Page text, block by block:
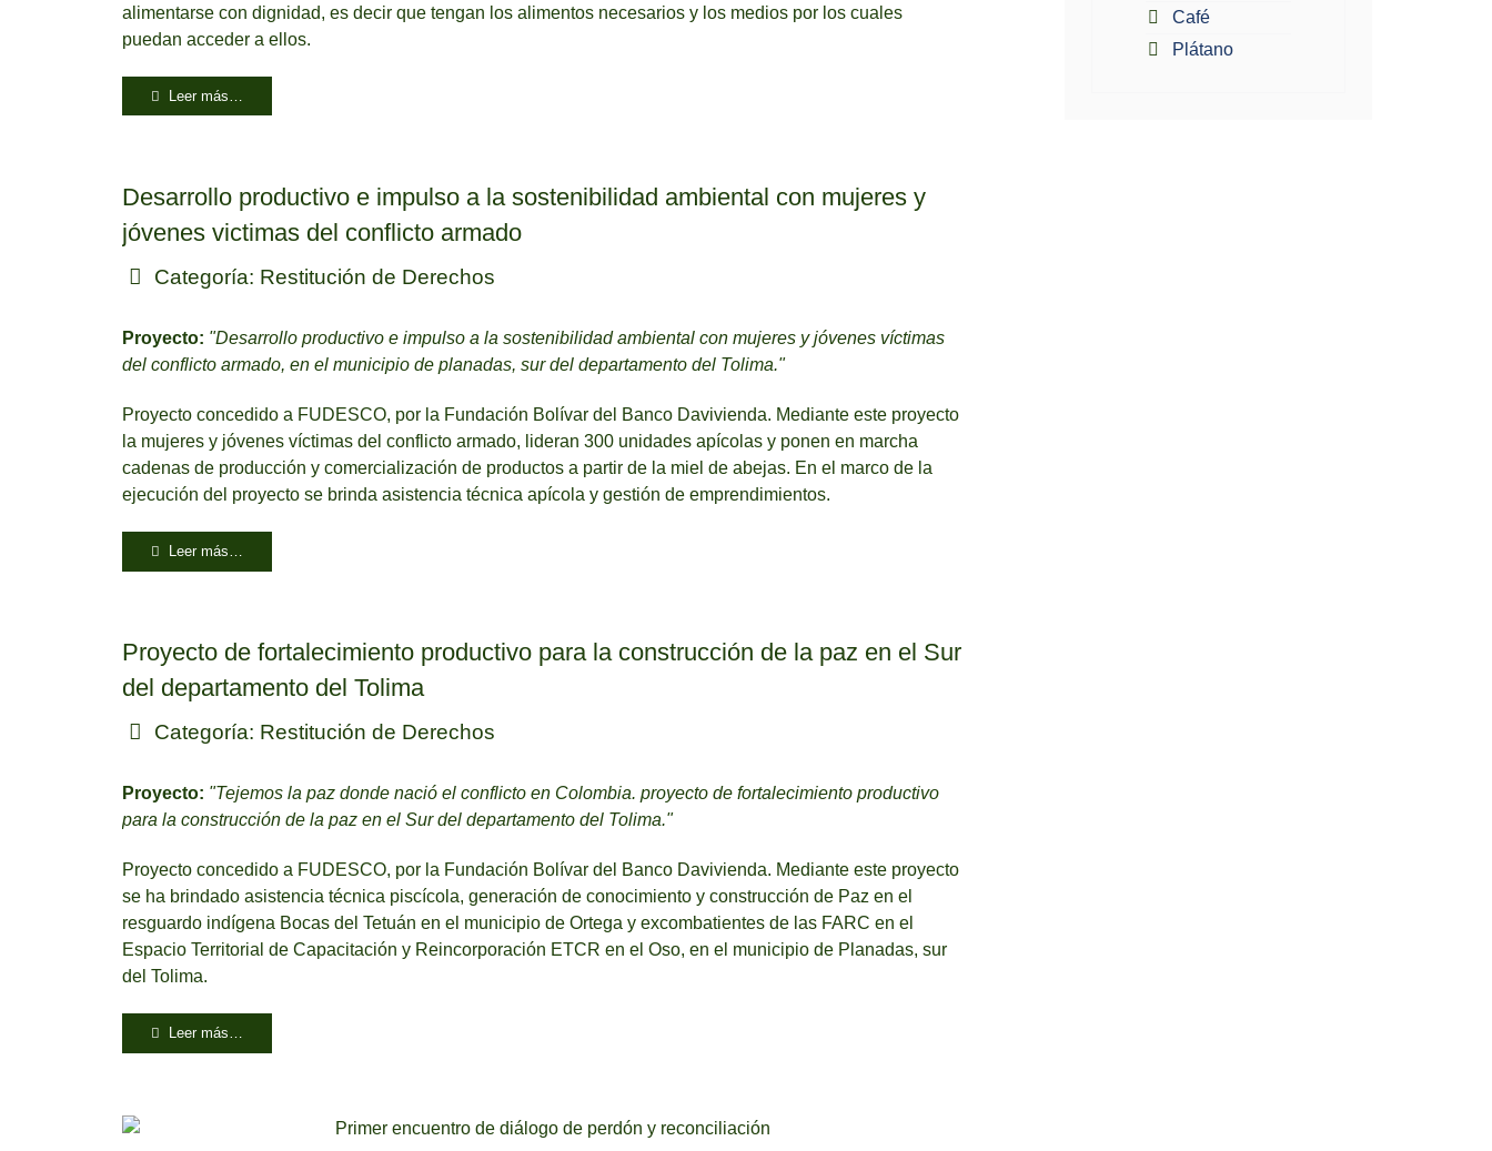
alimentarse con dignidad, es decir que tengan los alimentos necesarios y los medios por los cuales
puedan acceder a ellos.
Leer más…
Desarrollo productivo e impulso a la sostenibilidad ambiental con mujeres y
jóvenes victimas del conflicto armado
Categoría: Restitución de Derechos
Proyecto: "Desarrollo productivo e impulso a la sostenibilidad ambiental con mujeres y jóvenes víctimas
del conflicto armado, en el municipio de planadas, sur del departamento del Tolima."
Proyecto concedido a FUDESCO, por la Fundación Bolívar del Banco Davivienda. Mediante este proyecto
la mujeres y jóvenes víctimas del conflicto armado, lideran 300 unidades apícolas y ponen en marcha
cadenas de producción y comercialización de productos a partir de la miel de abejas. En el marco de la
ejecución del proyecto se brinda asistencia técnica apícola y gestión de emprendimientos.
Leer más…
Proyecto de fortalecimiento productivo para la construcción de la paz en el Sur
del departamento del Tolima
Categoría: Restitución de Derechos
Proyecto: "Tejemos la paz donde nació el conflicto en Colombia. proyecto de fortalecimiento productivo
para la construcción de la paz en el Sur del departamento del Tolima."
Proyecto concedido a FUDESCO, por la Fundación Bolívar del Banco Davivienda. Mediante este proyecto
se ha brindado asistencia técnica piscícola, generación de conocimiento y construcción de Paz en el
resguardo indígena Bocas del Tetuán en el municipio de Ortega y excombatientes de las FARC en el
Espacio Territorial de Capacitación y Reincorporación ETCR en el Oso, en el municipio de Planadas, sur
del Tolima.
Leer más…
Café
Plátano